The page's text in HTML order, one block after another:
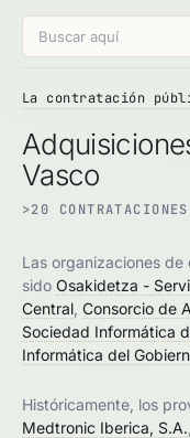
La contratación
Vasco
>20
Las organizaciones de
sido Osakidetza -
Central Consorcio de
Sociedad Informática
Informática del
Históricamente, los
Medtronic Iberica, S.A.